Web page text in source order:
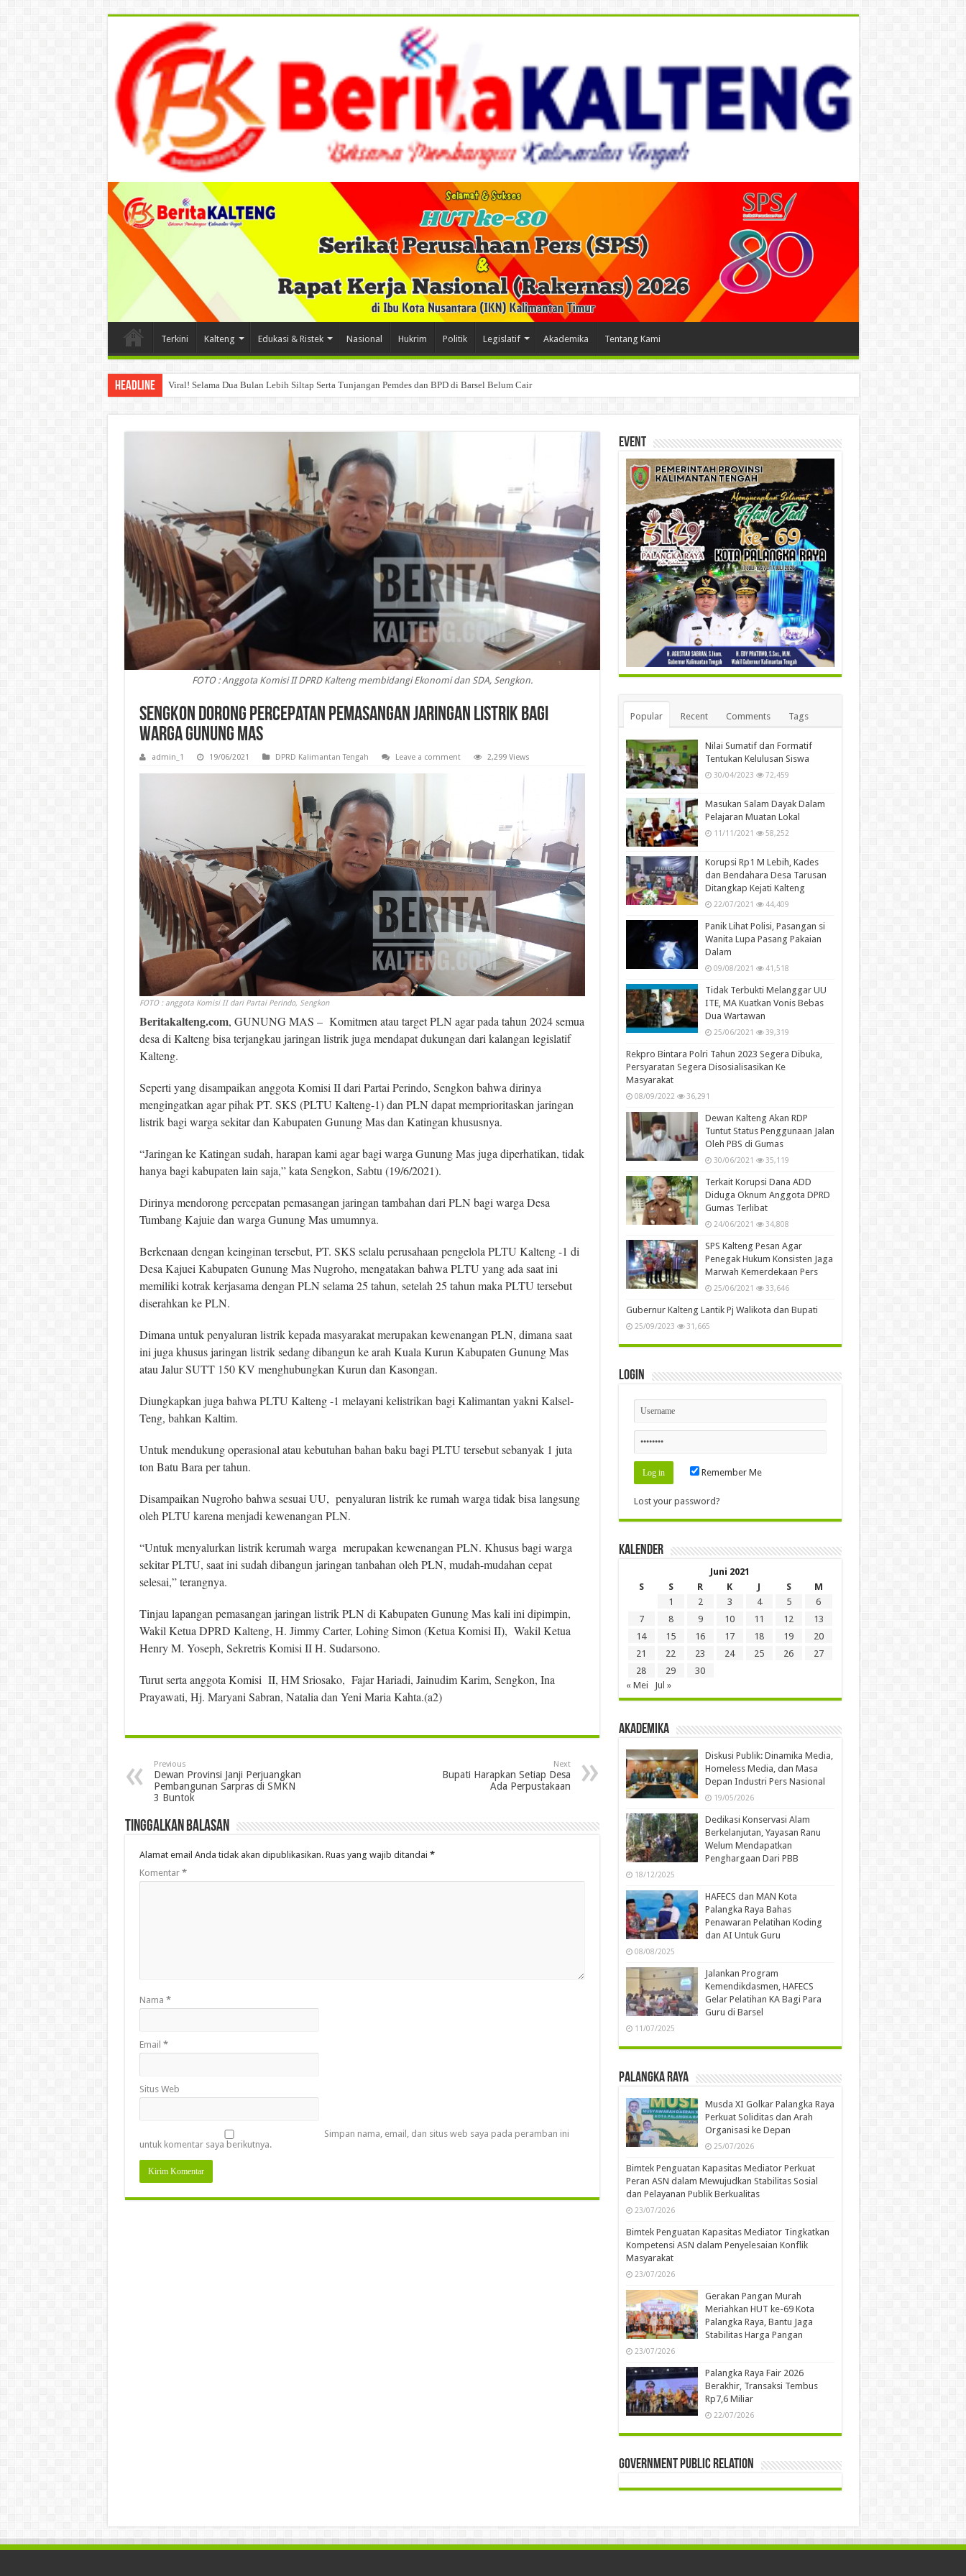
Terkini Kalteng Edukasi & Ristek Nasional Hukrim Politik Legislatif Akademika Tentang Kami
Headline Viral! Selama Dua Bulan Lebih Siltap Serta Tunjangan Pemdes dan BPD di Barsel Belum Cair
FOTO : Anggota Komisi II DPRD Kalteng membidangi Ekonomi dan SDA, Sengkon.
Sengkon Dorong Percepatan Pemasangan Jaringan Listrik Bagi
Warga Gunung Mas
admin_1 19/06/2021 DPRD Kalimantan Tengah Leave a comment 2,299 Views
FOTO : anggota Komisi II dari Partai Perindo, Sengkon
Beritakalteng.com, GUNUNG MAS – Komitmen atau target PLN agar pada tahun 2024 semua
desa di Kalteng bisa terjangkau jaringan listrik juga mendapat dukungan dari kalangan legislatif
Kalteng.
Seperti yang disampaikan anggota Komisi II dari Partai Perindo, Sengkon bahwa dirinya
mengingatkan agar pihak PT. SKS (PLTU Kalteng-1) dan PLN dapat memprioritaskan jaringan
listrik bagi warga sekitar dan Kabupaten Gunung Mas dan Katingan khususnya.
“Jaringan ke Katingan sudah, harapan kami agar bagi warga Gunung Mas juga diperhatikan, tidak
hanya bagi kabupaten lain saja,” kata Sengkon, Sabtu (19/6/2021).
Dirinya mendorong percepatan pemasangan jaringan tambahan dari PLN bagi warga Desa
Tumbang Kajuie dan warga Gunung Mas umumnya.
Berkenaan dengan keinginan tersebut, PT. SKS selalu perusahaan pengelola PLTU Kalteng -1 di
Desa Kajuei Kabupaten Gunung Mas Nugroho, mengatakan bahwa PLTU yang ada saat ini
memiliki kotrak kerjasama dengan PLN selama 25 tahun, setelah 25 tahun maka PLTU tersebut
diserahkan ke PLN.
Dimana untuk penyaluran listrik kepada masyarakat merupakan kewenangan PLN, dimana saat
ini juga khusus jaringan listrik sedang dibangun ke arah Kuala Kurun Kabupaten Gunung Mas
atau Jalur SUTT 150 KV menghubungkan Kurun dan Kasongan.
Diungkapkan juga bahwa PLTU Kalteng -1 melayani kelistrikan bagi Kalimantan yakni Kalsel-
Teng, bahkan Kaltim.
Untuk mendukung operasional atau kebutuhan bahan baku bagi PLTU tersebut sebanyak 1 juta
ton Batu Bara per tahun.
Disampaikan Nugroho bahwa sesuai UU, penyaluran listrik ke rumah warga tidak bisa langsung
oleh PLTU karena menjadi kewenangan PLN.
“Untuk menyalurkan listrik kerumah warga merupakan kewenangan PLN. Khusus bagi warga
sekitar PLTU, saat ini sudah dibangun jaringan tanbahan oleh PLN, mudah-mudahan cepat
selesai,” terangnya.
Tinjau lapangan pemasangan jaringan listrik PLN di Kabupaten Gunung Mas kali ini dipimpin,
Wakil Ketua DPRD Kalteng, H. Jimmy Carter, Lohing Simon (Ketua Komisi II), Wakil Ketua
Henry M. Yoseph, Sekretris Komisi II H. Sudarsono.
Turut serta anggota Komisi II, HM Sriosako, Fajar Hariadi, Jainudim Karim, Sengkon, Ina
Prayawati, Hj. Maryani Sabran, Natalia dan Yeni Maria Kahta.(a2)
Previous
Dewan Provinsi Janji Perjuangkan
Pembangunan Sarpras di SMKN
3 Buntok
Next
Bupati Harapkan Setiap Desa
Ada Perpustakaan
Tinggalkan Balasan
Alamat email Anda tidak akan dipublikasikan. Ruas yang wajib ditandai *
Komentar *
Nama *
Email *
Situs Web
Simpan nama, email, dan situs web saya pada peramban ini
untuk komentar saya berikutnya.
Event
Popular Recent Comments Tags
Nilai Sumatif dan Formatif
Tentukan Kelulusan Siswa
30/04/2023 72,459
Masukan Salam Dayak Dalam
Pelajaran Muatan Lokal
11/11/2021 58,252
Korupsi Rp1 M Lebih, Kades
dan Bendahara Desa Tarusan
Ditangkap Kejati Kalteng
22/07/2021 44,409
Panik Lihat Polisi, Pasangan si
Wanita Lupa Pasang Pakaian
Dalam
09/08/2021 41,518
Tidak Terbukti Melanggar UU
ITE, MA Kuatkan Vonis Bebas
Dua Wartawan
25/06/2021 39,319
Rekpro Bintara Polri Tahun 2023 Segera Dibuka,
Persyaratan Segera Disosialisasikan Ke
Masyarakat
08/09/2022 36,291
Dewan Kalteng Akan RDP
Tuntut Status Penggunaan Jalan
Oleh PBS di Gumas
30/06/2021 35,119
Terkait Korupsi Dana ADD
Diduga Oknum Anggota DPRD
Gumas Terlibat
24/06/2021 34,808
SPS Kalteng Pesan Agar
Penegak Hukum Konsisten Jaga
Marwah Kemerdekaan Pers
25/06/2021 33,646
Gubernur Kalteng Lantik Pj Walikota dan Bupati
25/09/2023 31,665
Login
Remember Me
Lost your password?
Kalender
Juni 2021
S
S R K J S
M
1
2 3 4 5
6
7
8 9 10 11 12
13
14
15 16 17 18 19
20
21
22 23 24 25 26
27
28
29
30
« Mei
Jul »
Akademika
Diskusi Publik: Dinamika Media,
Homeless Media, dan Masa
Depan Industri Pers Nasional
19/05/2026
Dedikasi Konservasi Alam
Berkelanjutan, Yayasan Ranu
Welum Mendapatkan
Penghargaan Dari PBB
18/12/2025
HAFECS dan MAN Kota
Palangka Raya Bahas
Penawaran Pelatihan Koding
dan AI Untuk Guru
08/08/2025
Jalankan Program
Kemendikdasmen, HAFECS
Gelar Pelatihan KA Bagi Para
Guru di Barsel
11/07/2025
Palangka Raya
Musda XI Golkar Palangka Raya
Perkuat Soliditas dan Arah
Organisasi ke Depan
25/07/2026
Bimtek Penguatan Kapasitas Mediator Perkuat
Peran ASN dalam Mewujudkan Stabilitas Sosial
dan Pelayanan Publik Berkualitas
23/07/2026
Bimtek Penguatan Kapasitas Mediator Tingkatkan
Kompetensi ASN dalam Penyelesaian Konflik
Masyarakat
23/07/2026
Gerakan Pangan Murah
Meriahkan HUT ke-69 Kota
Palangka Raya, Bantu Jaga
Stabilitas Harga Pangan
23/07/2026
Palangka Raya Fair 2026
Berakhir, Transaksi Tembus
Rp7,6 Miliar
22/07/2026
Government Public Relation